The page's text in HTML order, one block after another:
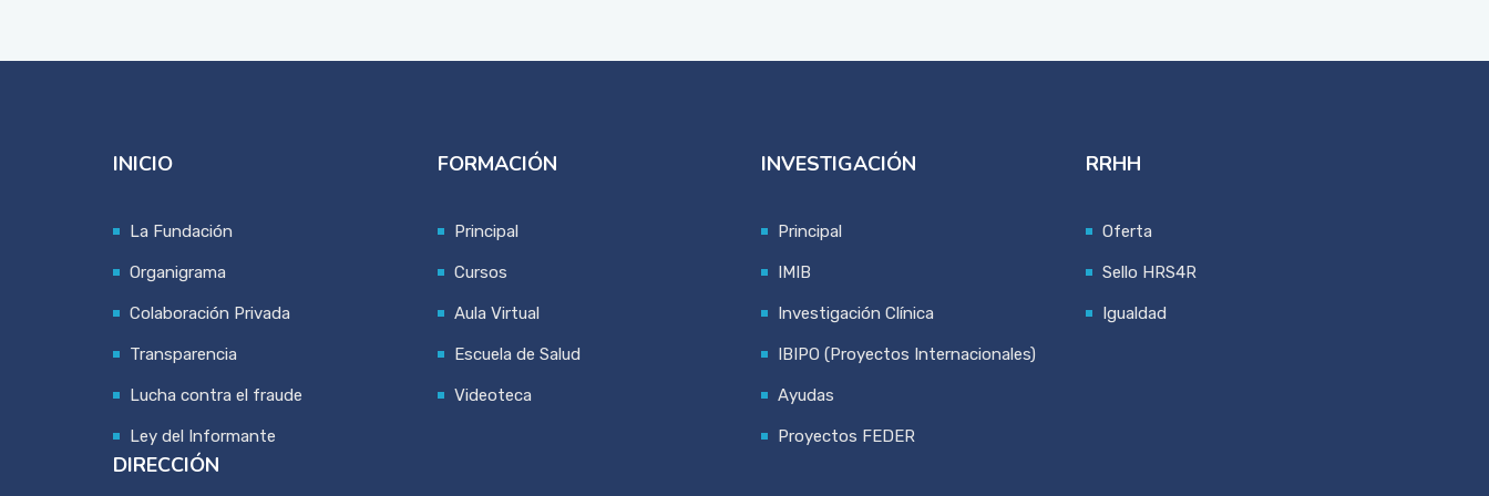
INICIO
La Fundación
Organigrama
Colaboración Privada
Transparencia
Lucha contra el fraude
Ley del Informante
FORMACIÓN
Principal
Cursos
Aula Virtual
Escuela de Salud
Videoteca
INVESTIGACIÓN
Principal
IMIB
Investigación Clínica
IBIPO (Proyectos Internacionales)
Ayudas
Proyectos FEDER
RRHH
Oferta
Sello HRS4R
Igualdad
DIRECCIÓN